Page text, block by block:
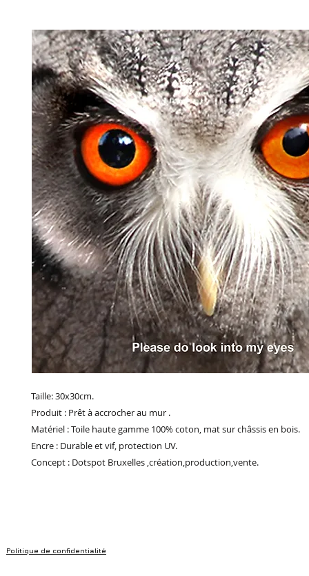
Taille: 30x30cm.
Produit : Prêt à accrocher au mur .
Matériel : Toile haute gamme 100% coton, mat sur châssis en bois.
Encre : Durable et vif, protection UV.
Concept : Dotspot Bruxelles ,création,production,vente.
Politique de confidentialité